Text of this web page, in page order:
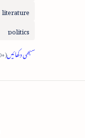
literature
politics